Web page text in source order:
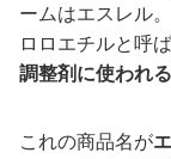
ームはエスレル
ロロエチルと呼
調整剤に使われ
これの商品名が